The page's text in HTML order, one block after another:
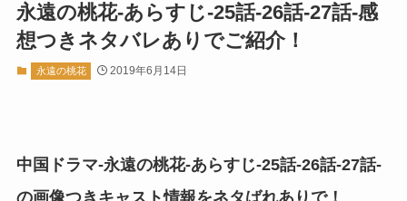
永遠の桃花-あらすじ-25話-26話-27話-感
想つきネタバレありでご紹介！
永遠の桃花 2019年6月14日
中国ドラマ-永遠の桃花-あらすじ-25話-26話-27話-
の画像つきキャスト情報をネタばれありで！